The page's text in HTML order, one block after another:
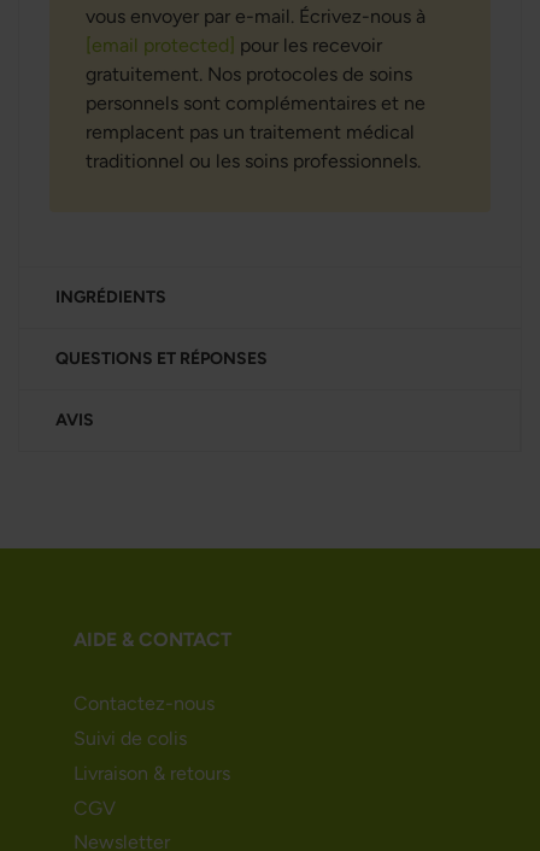
vous envoyer par e-mail. Écrivez-nous à
[email protected] pour les recevoir
gratuitement. Nos protocoles de soins
personnels sont complémentaires et ne
remplacent pas un traitement médical
traditionnel ou les soins professionnels.
INGRÉDIENTS
QUESTIONS ET RÉPONSES
AVIS
AIDE & CONTACT
Contactez-nous
Suivi de colis
Livraison & retours
CGV
Newsletter